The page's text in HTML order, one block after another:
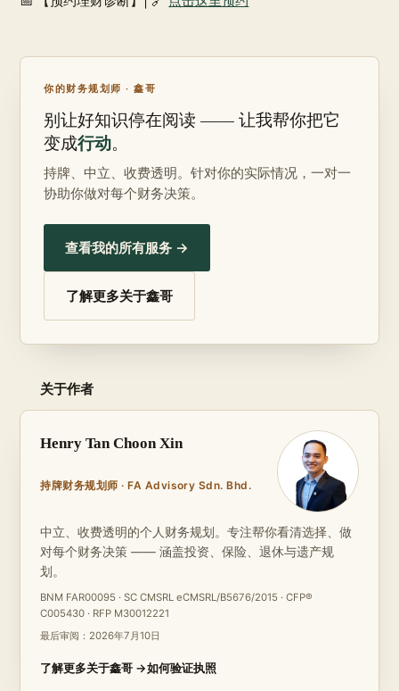
你的财务规划师 · 鑫哥
别让好知识停在阅读 —— 让我帮你把它
变成行动。
持牌、中立、收费透明。针对你的实际情况，一对一
协助你做对每个财务决策。
查看我的所有服务 →
了解更多关于鑫哥
关于作者
Henry Tan Choon Xin
持牌财务规划师 · FA Advisory Sdn. Bhd.
中立、收费透明的个人财务规划。专注帮你看清选择、做
对每个财务决策 —— 涵盖投资、保险、退休与遗产规
划。
BNM FAR00095 · SC CMSRL eCMSRL/B5676/2015 · CFP®
C005430 · RFP M30012221
最后审阅： 2026年7月10日
了解更多关于鑫哥 →如何验证执照